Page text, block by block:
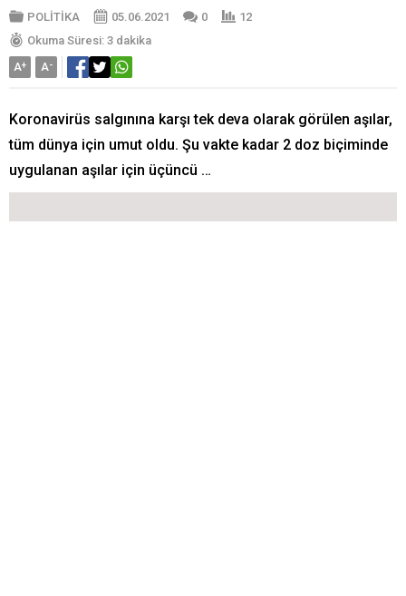
POLİTİKA 05.06.2021 0
12
Okuma Süresi: 3 dakika
A+ A-
Koronavirüs salgınına karşı tek deva olarak görülen aşılar,
tüm dünya için umut oldu. Şu vakte kadar 2 doz biçiminde
uygulanan aşılar için üçüncü …